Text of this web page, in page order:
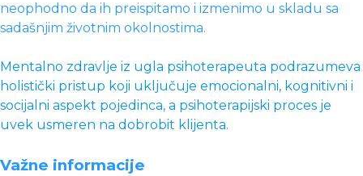
neophodno da ih preispitamo i izmenimo u skladu sa
sadašnjim životnim okolnostima.
Mentalno zdravlje iz ugla psihoterapeuta podrazumeva
holistički pristup koji uključuje emocionalni, kognitivni i
socijalni aspekt pojedinca, a psihoterapijski proces je
uvek usmeren na dobrobit klijenta.
Važne informacije